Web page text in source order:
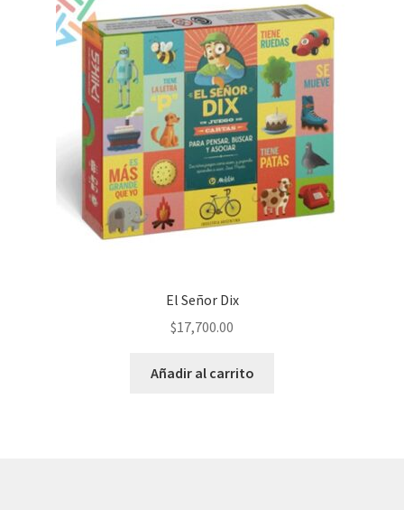
El Señor Dix
$17,700.00
Añadir al carrito